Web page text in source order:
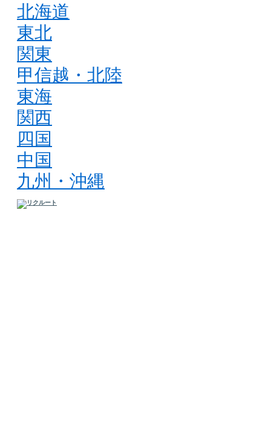
北海道
東北
関東
甲信越・北陸
東海
関西
四国
中国
九州・沖縄